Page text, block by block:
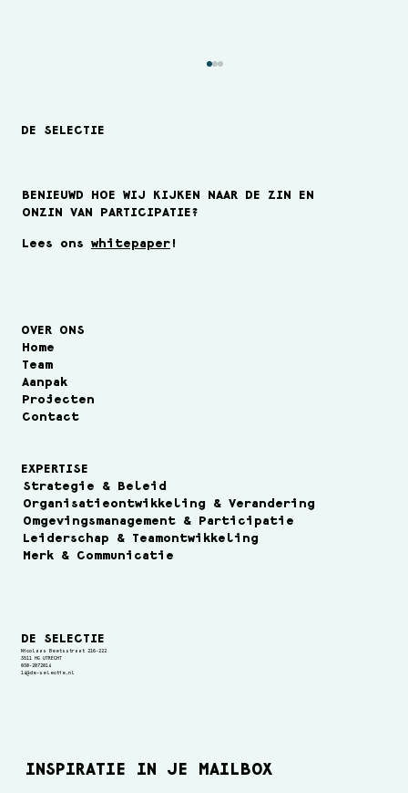
DE SELECTIE
OVER ONS
Home
Team
Aanpak
Projecten
Contact
BENIEUWD HOE WIJ KIJKEN NAAR DE ZIN EN
ONZIN VAN PARTICIPATIE?
Lees ons whitepaper!
EXPERTISE
Strategie & Beleid
Organisatieontwikkeling & Verandering
Omgevingsmanagement & Participatie
Leiderschap & Teamontwikkeling
Merk & Communicatie
DE SELECTIE
Nicolaas Beetsstraat 216-222
3511 HG UTRECHT
030-2072014
14@de-selectie.nl
INSPIRATIE IN JE MAILBOX